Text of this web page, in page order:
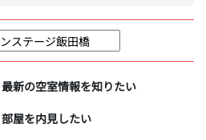
最新の空室情報を知りたい
部屋を内見したい